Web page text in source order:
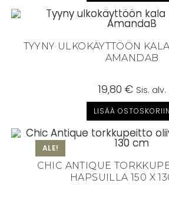
TYYNY ULKOKÄYTTÖÖN
AMANDAB
19,80 € Sis. alv.
LISÄÄ OSTOSKORIIN
ALE!
CHIC ANTIQUE
HAPSUILLA 150 X